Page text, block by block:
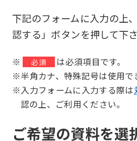
下記のフォームに入力の上
認する」ボタンを押して下さ
※ 必須
は必須項目です。
※半角カナ、特殊記号は使用で
※入力フォームに入力する際は
認の上、ご利用ください。
ご希望の資料を選